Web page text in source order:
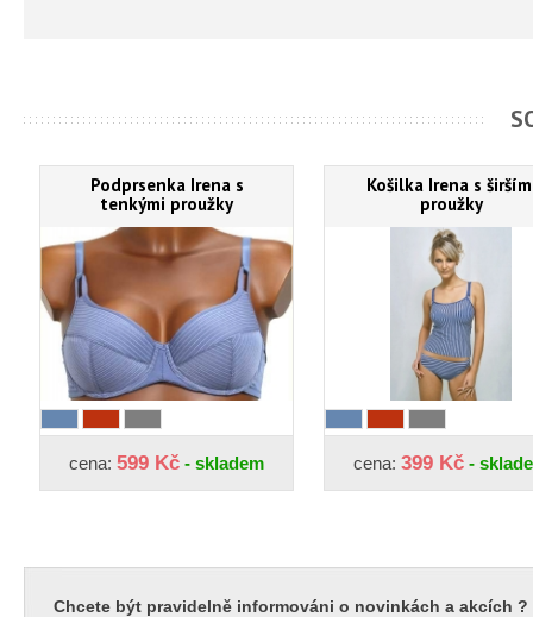
Podprsenka Irena s
tenkými proužky
cena: 599 Kč - skladem
Košilka Irena s
proužky
cena: 399 Kč -
Chcete být pravidelně informováni o novinkách a akcích ?